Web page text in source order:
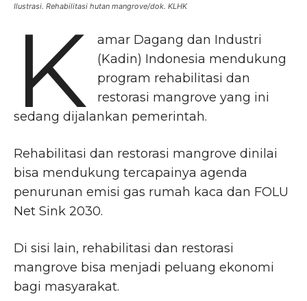
Ilustrasi. Rehabilitasi hutan mangrove/dok. KLHK
K
amar Dagang dan Industri
(Kadin) Indonesia mendukung
program rehabilitasi dan
restorasi mangrove yang ini
sedang dijalankan pemerintah.
Rehabilitasi dan restorasi mangrove dinilai
bisa mendukung tercapainya agenda
penurunan emisi gas rumah kaca dan FOLU
Net Sink 2030.
Di sisi lain, rehabilitasi dan restorasi
mangrove bisa menjadi peluang ekonomi
bagi masyarakat.